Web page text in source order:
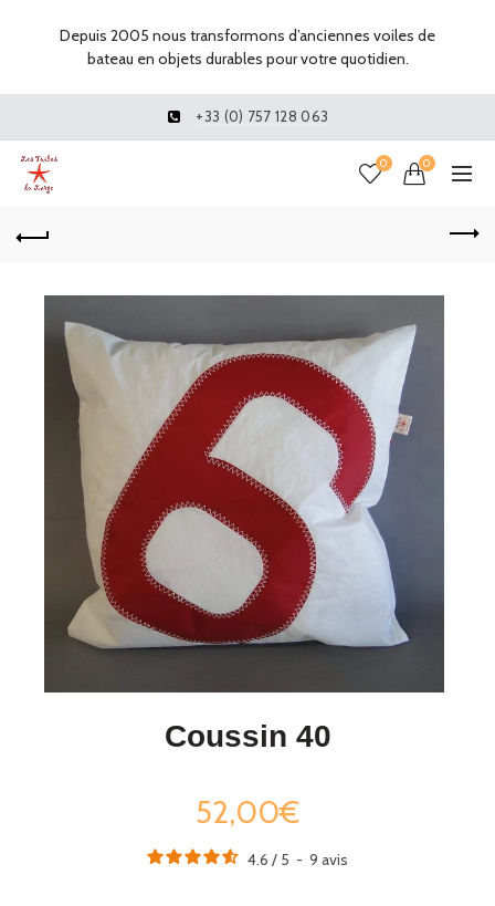
+33 (0) 757 128 063
0 0
Coussin 40
52,00€
4.6 / 5 - 9 avis
Depuis 2005 nous transformons d’anciennes voiles de
bateau en objets durables pour votre quotidien.